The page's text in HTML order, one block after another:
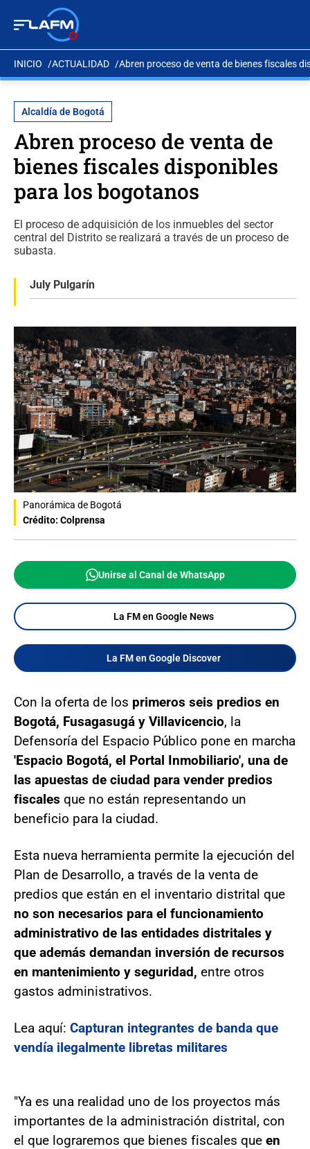
INICIO ACTUALIDAD Abren proceso de venta de bienes fiscales
Alcaldía de Bogotá
Abren proceso de venta de
bienes fiscales disponibles
para los bogotanos
El proceso de adquisición de los inmuebles del sector
central del Distrito se realizará a través de un proceso de
subasta.
July Pulgarín
Panorámica de Bogotá
Crédito: Colprensa
Unirse al Canal de WhatsApp
La FM en Google News
La FM en Google Discover
Con la oferta de los primeros seis predios en
Bogotá, Fusagasugá y Villavicencio, la
Defensoría del Espacio Público pone en marcha
'Espacio Bogotá, el Portal Inmobiliario', una de
las apuestas de ciudad para vender predios
fiscales que no están representando un
beneficio para la ciudad.
Esta nueva herramienta permite la ejecución del
Plan de Desarrollo, a través de la venta de
predios que están en el inventario distrital que
no son necesarios para el funcionamiento
administrativo de las entidades distritales y
que además demandan inversión de recursos
en mantenimiento y seguridad, entre otros
gastos administrativos.
Lea aquí: Capturan integrantes de banda que
vendía ilegalmente libretas militares
"Ya es una realidad uno de los proyectos más
importantes de la administración distrital, con
el que lograremos que bienes fiscales que en